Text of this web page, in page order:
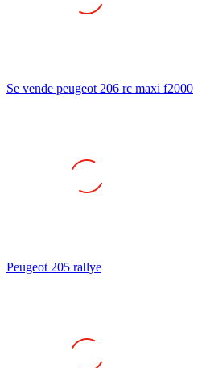
Se vende peugeot 206 rc maxi f2000
Peugeot 205 rallye